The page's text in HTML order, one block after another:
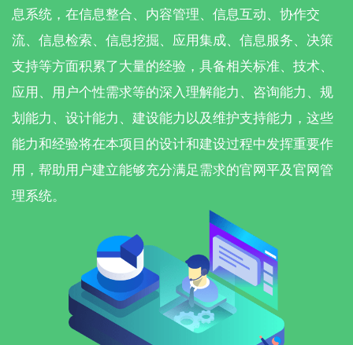
息系统，在信息整合、内容管理、信息互动、协作交
流、信息检索、信息挖掘、应用集成、信息服务、决策
支持等方面积累了大量的经验，具备相关标准、技术、
应用、用户个性需求等的深入理解能力、咨询能力、规
划能力、设计能力、建设能力以及维护支持能力，这些
能力和经验将在本项目的设计和建设过程中发挥重要作
用，帮助用户建立能够充分满足需求的官网平及官网管
理系统。